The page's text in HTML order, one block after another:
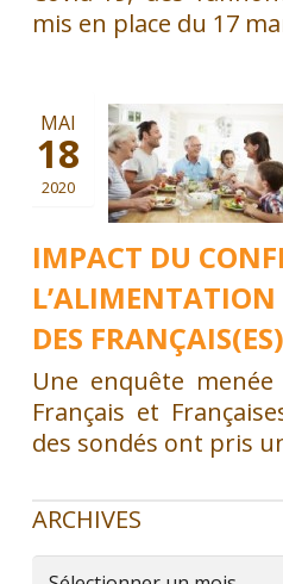
mis en place du 17
IMPACT DU
L’ALIMENTATION
DES FRANÇAIS(ES)
MAI
18
2020
Une enquête
Français et
des sondés ont pris
ARCHIVES
Archives